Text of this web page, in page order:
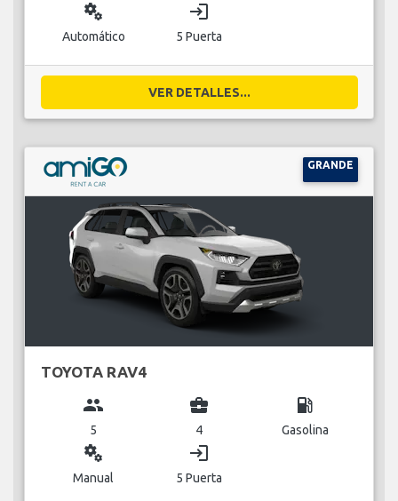
miscellaneous_services
Automático
login
5 Puerta
VER DETALLES...
GRANDE
TOYOTA RAV4
group
5
business_center
4
local_gas_station
Gasolina
miscellaneous_services
Manual
login
5 Puerta